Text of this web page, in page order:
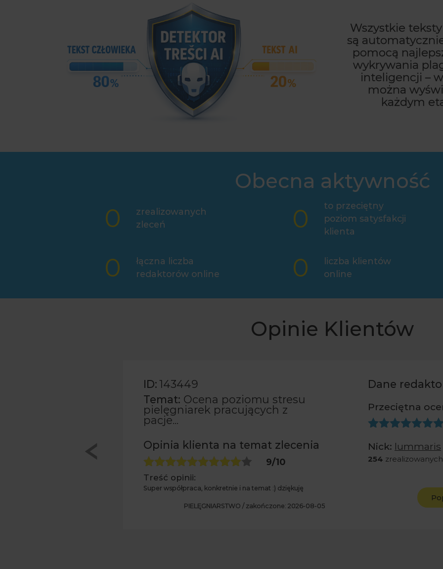
Wszystkie
są
pomocą
wykrywania
inteligencji –
można
każdym
Obecna aktywność
0
zrealizowanych
zleceń
0
to przeciętny
poziom satysfakcji
klienta
0
łączna liczba
redaktorów online
0
liczba klientów
online
Opinie Klientów
ID:143449
Temat: Ocena poziomu stresu
pielęgniarek pracujących z
pacje...
Opinia klienta na temat zlecenia
9/10
Treść opinii:
Super współpraca, konkretnie i na temat :) dziękuję
PIELĘGNIARSTWO / zakończone: 2026-08-05
Dane
Przeciętna
Nick: lummaris
254